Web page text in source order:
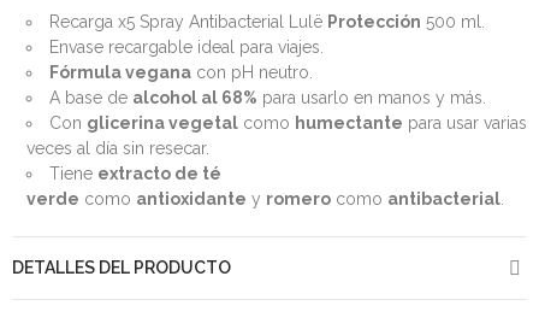
Recarga x5 Spray Antibacterial Lulë Protección 500 ml.
Envase recargable ideal para viajes.
Fórmula vegana con pH neutro.
A base de alcohol al 68% para usarlo en manos y más.
Con glicerina vegetal como humectante para usar varias
veces al día sin resecar.
Tiene extracto de té
verde como antioxidante y romero como antibacterial
DETALLES DEL PRODUCTO